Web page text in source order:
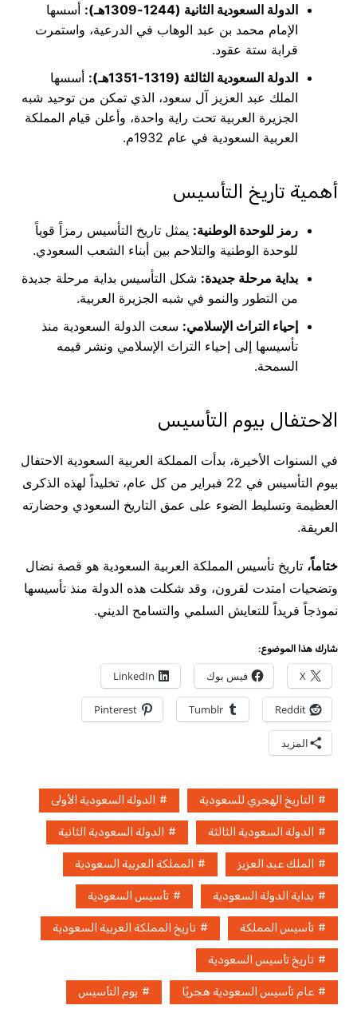
الدولة السعودية الثانية (1244-1309هـ):
أسسها
الإمام محمد بن عبد الوهاب في الدرعية، واستمرت
قرابة ستة عقود.
الدولة السعودية الثالثة (1319-1351هـ):
أسسها
الملك عبد العزيز آل سعود، الذي تمكن من توحيد شبه
الجزيرة العربية تحت راية واحدة، وأعلن قيام المملكة
العربية السعودية في عام 1932م.
أهمية تاريخ التأسيس
رمز للوحدة الوطنية: يمثل تاريخ التأسيس رمزاً قوياً
للوحدة الوطنية والتلاحم بين أبناء الشعب السعودي.
بداية مرحلة جديدة: شكل التأسيس بداية مرحلة جديدة
من التطور والنمو في شبه الجزيرة العربية.
إحياء التراث الإسلامي: سعت الدولة السعودية منذ
تأسيسها إلى إحياء التراث الإسلامي ونشر قيمه
السمحة.
الاحتفال بيوم التأسيس
في السنوات الأخيرة، بدأت المملكة العربية السعودية الاحتفال
بيوم التأسيس في 22 فبراير من كل عام، تخليداً لهذه الذكرى
العظيمة وتسليط الضوء على عمق التاريخ السعودي وحضارته
العريقة.
ختاماً، تاريخ تأسيس المملكة العربية السعودية هو قصة نضال
وتضحيات امتدت لقرون، وقد شكلت هذه الدولة منذ تأسيسها
نموذجاً فريداً للتعايش السلمي والتسامح الديني.
شارك هذا الموضوع:
X فيس بوك LinkedIn
Reddit
Tumblr
Pinterest
المزيد
التاريخ الهجري للسعودية الدولة السعودية الأولى
الدولة السعودية الثالثة الدولة السعودية الثانية
الملك عبد العزيز المملكة العربية السعودية
بداية الدولة السعودية تأسيس السعودية
تأسيس المملكة تاريخ المملكة العربية السعودية
تاريخ تأسيس السعودية
عام تأسيس السعودية هجريًا يوم التأسيس